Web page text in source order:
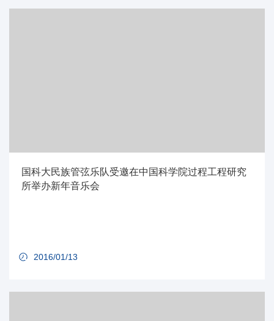
国科大民族管弦乐队受邀在中国科学院过程工程研究
所举办新年音乐会
2016/01/13